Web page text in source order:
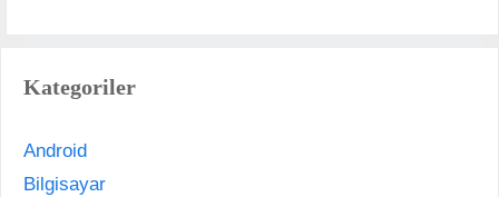
Kategoriler
Android
Bilgisayar